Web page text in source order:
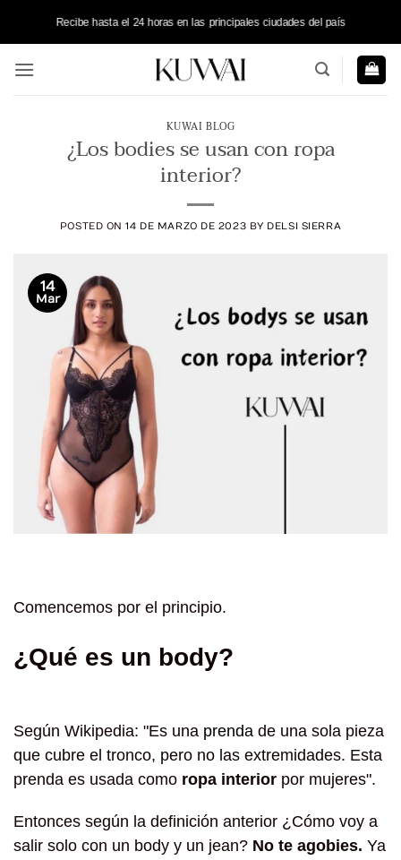
Recibe hasta el 24 horas en las principales ciudades del país
KUWAI BLOG
¿Los bodies se usan con ropa
interior?
POSTED ON14 DE MARZO DE 2023 BY DELSI SIERRA
14
Mar
Comencemos por el principio.
¿Qué es un body?
Según Wikipedia: "Es una prenda de una sola pieza
que cubre el tronco, pero no las extremidades. Esta
prenda es usada como ropa interior por mujeres".
Entonces según la definición anterior ¿Cómo voy a
salir solo con un body y un jean? No te agobies. Ya